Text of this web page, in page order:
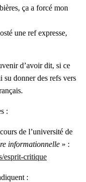
ça a for­cé mon
une ref expresse,
d’a­voir dit, si ce
su don­ner des refs vers
:
de l’u­ni­ver­si­té de
infor­ma­tion­nelle » :
esprit-critique
: